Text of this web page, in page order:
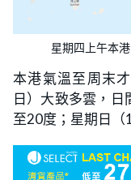
星期四上午本
本港氣溫至周末
日）大致多雲，
至20度；星期日（